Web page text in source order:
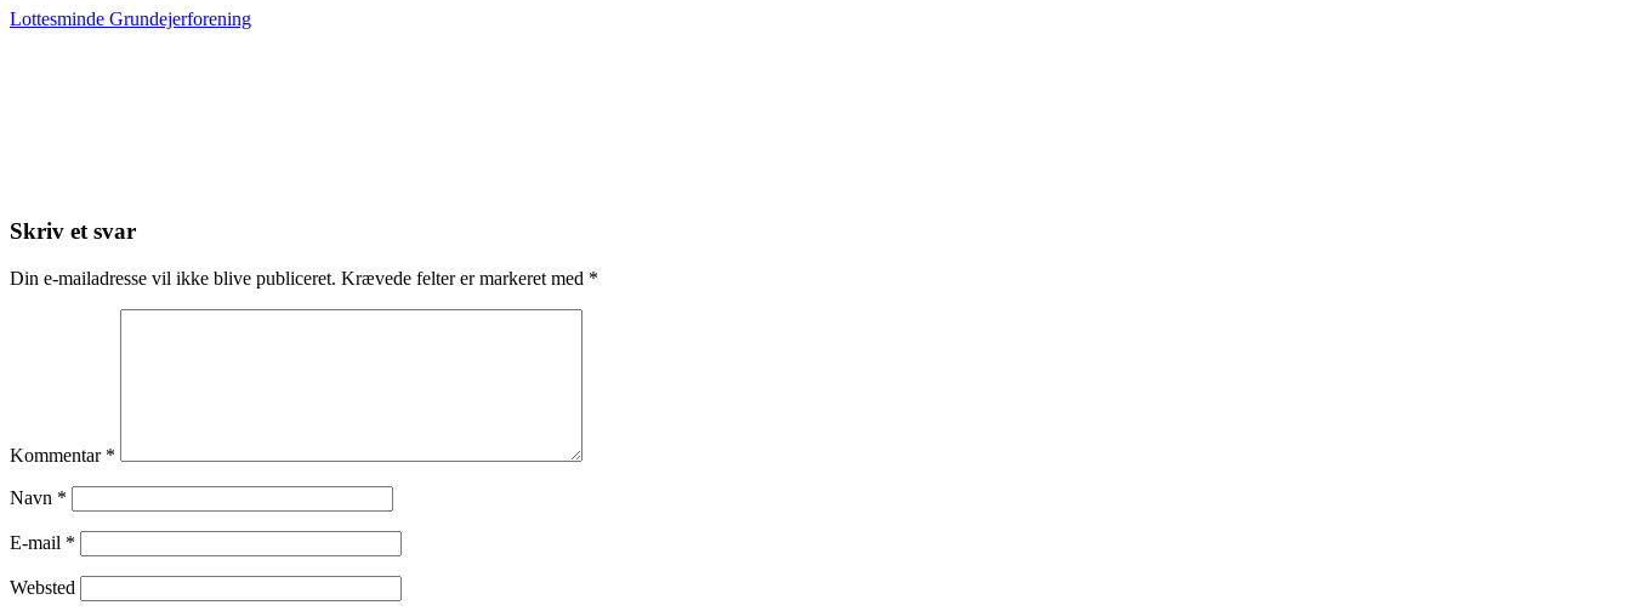
Lottesminde Grundejerforening
Skriv et svar
Din e-mailadresse vil ikke blive publiceret. Krævede felter er markeret med *
Kommentar *
Navn *
E-mail *
Websted